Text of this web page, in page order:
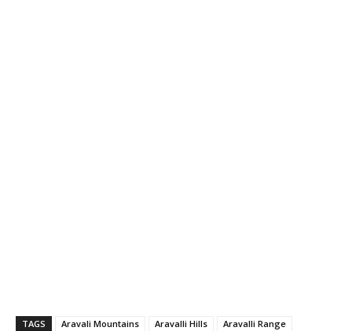
TAGS Aravali Mountains Aravalli Hills
Aravalli Range